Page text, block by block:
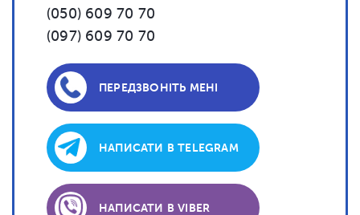
(050) 609 70 70
(097) 609 70 70
ПЕРЕДЗВОНІТЬ МЕНІ
НАПИСАТИ В TELEGRAM
НАПИСАТИ В VIBER